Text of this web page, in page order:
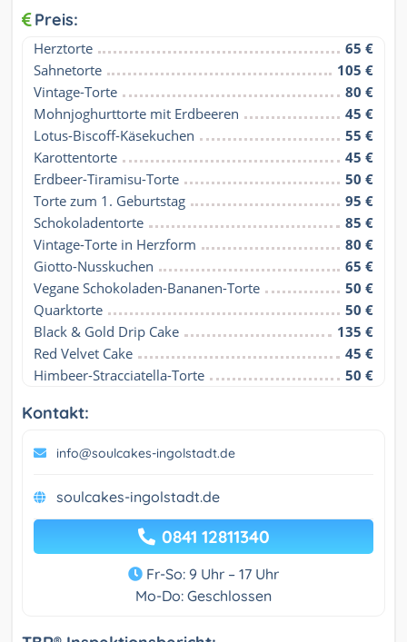
Preis:
Herztorte
65 €
Sahnetorte
105 €
Vintage-Torte
80 €
Mohnjoghurttorte mit Erdbeeren
45 €
Lotus-Biscoff-Käsekuchen
55 €
Karottentorte
45 €
Erdbeer-Tiramisu-Torte
50 €
Torte zum 1. Geburtstag
95 €
Schokoladentorte
85 €
Vintage-Torte in Herzform
80 €
Giotto-Nusskuchen
65 €
Vegane Schokoladen-Bananen-Torte
50 €
Quarktorte
50 €
Black & Gold Drip Cake
135 €
Red Velvet Cake
45 €
Himbeer-Stracciatella-Torte
50 €
Kontakt:
info@soulcakes-ingolstadt.de
soulcakes-ingolstadt.de
0841 12811340
Fr-So: 9 Uhr – 17 Uhr
Mo-Do: Geschlossen